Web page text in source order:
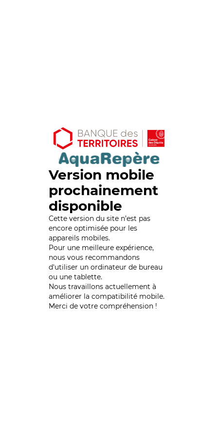
Version mobile
prochainement
disponible
Cette version du site n’est pas
encore optimisée pour les
appareils mobiles.
Pour une meilleure expérience,
nous vous recommandons
d'utiliser un ordinateur de bureau
ou une tablette.
Nous travaillons actuellement à
améliorer la compatibilité mobile.
Merci de votre compréhension !